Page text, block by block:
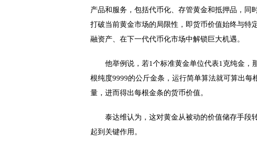
产品和服务，包括代币化、存管黄金和抵押品，同
打破当前黄金市场的局限性，即货币价值始终与特
融资产、在下一代代币化市场中解锁巨大机遇。
他举例说，若1个标准黄金单位代表1克纯金，
根纯度9999的公斤金条，运行简单算法就可算出
量，进而得出每根金条的货币价值。
泰达维认为，这对黄金从被动的价值储存手段
起到关键作用。